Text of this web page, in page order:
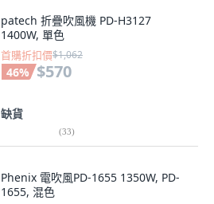
patech 折疊吹風機 PD-H3127
1400W, 單色
首購折扣價$1,062
46% $570
缺貨
(33)
Phenix 電吹風PD-1655 1350W, PD-
1655, 混色